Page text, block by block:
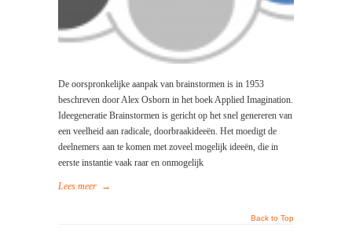
De oorspronkelijke aanpak van brainstormen is in 1953
beschreven door Alex Osborn in het boek Applied Imagination.
Ideegeneratie Brainstormen is gericht op het snel genereren van
een veelheid aan radicale, doorbraakideeën. Het moedigt de
deelnemers aan te komen met zoveel mogelijk ideeën, die in
eerste instantie vaak raar en onmogelijk
Lees meer →
Back to Top